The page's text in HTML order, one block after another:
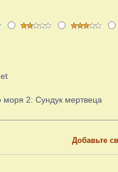
моря 2: Сундук мертвеца
Добавьте